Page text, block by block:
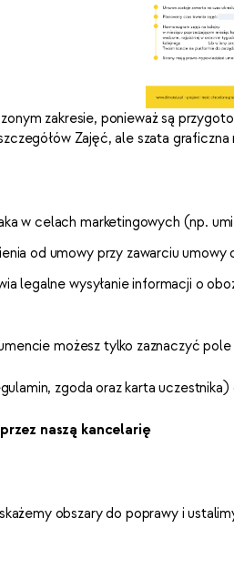
zakresie, ponieważ są
Zajęć, ale szata
w celach marketingowych (np.
od umowy przy zawarciu umowy
legalne wysyłanie informacji o
możesz tylko zaznaczyć
zgoda oraz karta
naszą kancelarię
obszary do poprawy i